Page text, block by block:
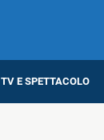
TV E SPETTACOLO